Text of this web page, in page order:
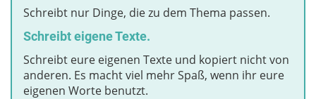
Schreibt nur Dinge, die zu dem Thema passen.
Schreibt eigene Texte.
Schreibt eure eigenen Texte und kopiert nicht von
anderen. Es macht viel mehr Spaß, wenn ihr eure
eigenen Worte benutzt.